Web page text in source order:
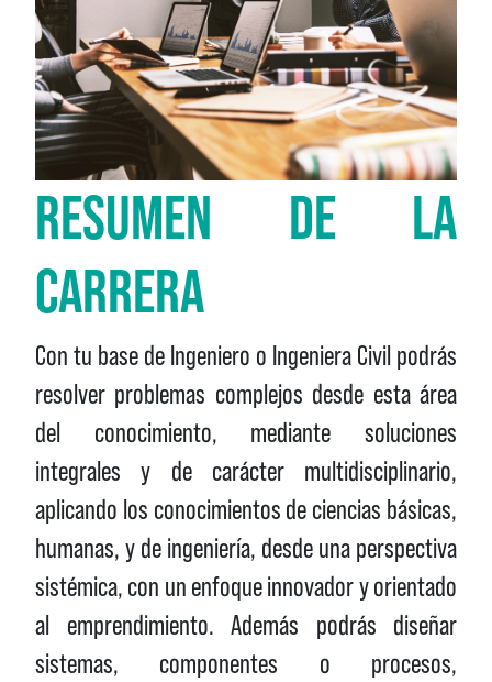
RESUMEN DE LA
CARRERA
Con tu base de Ingeniero o Ingeniera Civil podrás
resolver problemas complejos desde esta área
del conocimiento, mediante soluciones
integrales y de carácter multidisciplinario,
aplicando los conocimientos de ciencias básicas,
humanas, y de ingeniería, desde una perspectiva
sistémica, con un enfoque innovador y orientado
al emprendimiento. Además podrás diseñar
sistemas, componentes o procesos,